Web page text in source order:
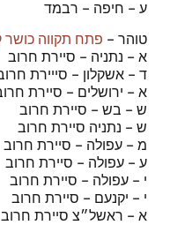
ע – חיפה – רבמד
טוהר – פתח תקווה כושר
א – נתניה – סיירת חרוב
ד – אשקלון – סייירת
א – ירושלים – סיירת
ש – בש – סיירת חרוב
ש – נתניה סיירת חרוב
מ – עפולה – סיירת חרוב
ע – עפולה – סיירת חרוב
י – עפולה – סיירת חרוב
י – יקנעם – סיירת חרוב
א – ראשל״צ סיירת חרוב